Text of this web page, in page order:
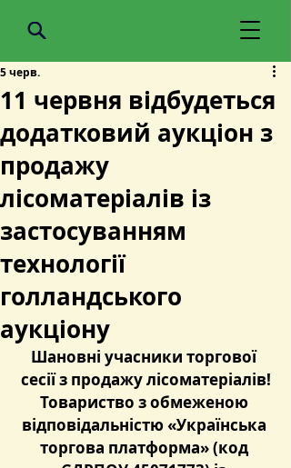
11 червня відбудеться
додатковий аукціон з
продажу
лісоматеріалів із
застосуванням
технології
голландського
аукціону
5 черв.
Шановні учасники торгової
сесії з продажу лісоматеріалів!
Товариство з обмеженою
відповідальністю «Українська
торгова платформа» (код